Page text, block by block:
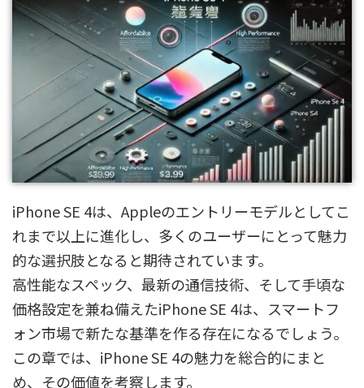
iPhone SE 4は、Appleのエントリーモデルとしてこ
れまで以上に進化し、多くのユーザーにとって魅力
的な選択肢となると期待されています。
高性能なスペック、最新の通信技術、そして手頃な
価格設定を兼ね備えたiPhone SE 4は、スマートフ
ォン市場で新たな基準を作る存在になるでしょう。
この章では、iPhone SE 4の魅力を総合的にまと
め、その価値を考察します。